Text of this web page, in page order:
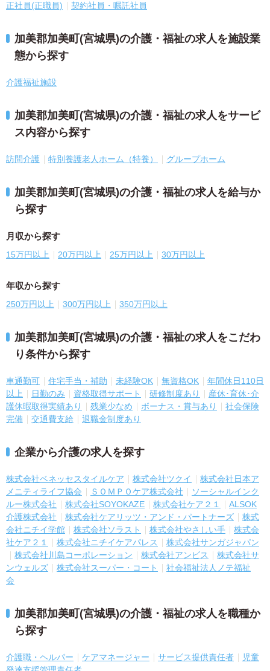
正社員(正職員) 契約社員・嘱託社員
加美郡加美町(宮城県)の介護・福祉の求人を施設業
態から探す
介護福祉施設
加美郡加美町(宮城県)の介護・福祉の求人をサービ
ス内容から探す
訪問介護 特別養護老人ホーム（特養） グループホーム
加美郡加美町(宮城県)の介護・福祉の求人を給与か
ら探す
月収から探す
15万円以上 20万円以上 25万円以上 30万円以上
年収から探す
250万円以上 300万円以上 350万円以上
加美郡加美町(宮城県)の介護・福祉の求人をこだわ
り条件から探す
車通勤可 住宅手当・補助 未経験OK 無資格OK
年間休日110日
以上
日勤のみ 資格取得サポート 研修制度あり
産休･育休･介
護休暇取得実績あり
残業少なめ ボーナス・賞与あり
社会保険
完備
交通費支給 退職金制度あり
企業から介護の求人を探す
株式会社ベネッセスタイルケア 株式会社ツクイ
株式会社日本ア
メニティライフ協会
ＳＯＭＰＯケア株式会社
ソーシャルインク
ルー株式会社
株式会社SOYOKAZE 株式会社ケア２１
ALSOK
介護株式会社
株式会社ケアリッツ・アンド・パートナーズ
株式
会社ニチイ学館
株式会社ソラスト 株式会社やさしい手
株式会
社ケア２１
株式会社ニチイケアパレス
株式会社サンガジャパン
株式会社川島コーポレーション
株式会社アンビス
株式会社サ
ンウェルズ
株式会社スーパー・コート
社会福祉法人ノテ福祉
会
加美郡加美町(宮城県)の介護・福祉の求人を職種か
ら探す
介護職・ヘルパー ケアマネージャー サービス提供責任者
児童